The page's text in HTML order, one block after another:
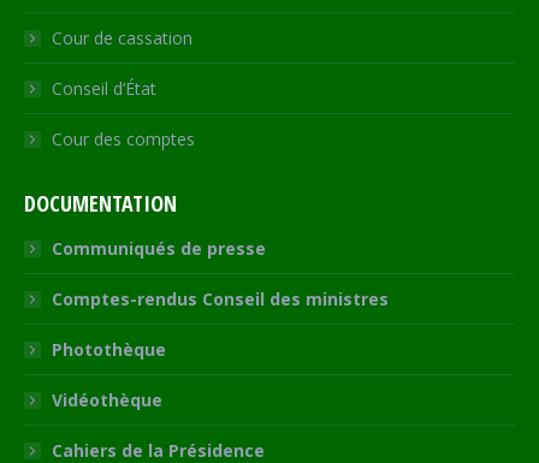
Cour de cassation
Conseil d’État
Cour des comptes
DOCUMENTATION
Communiqués de presse
Comptes-rendus Conseil des ministres
Photothèque
Vidéothèque
Cahiers de la Présidence